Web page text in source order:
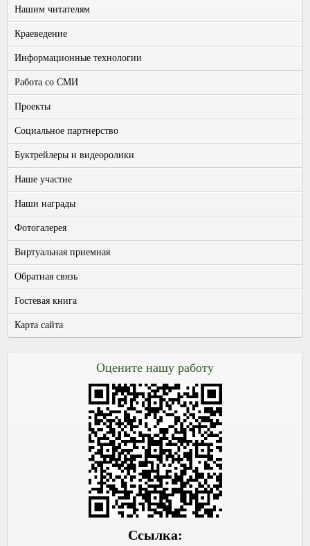
Нашим читателям
Краеведение
Информационные технологии
Работа со СМИ
Проекты
Социальное партнерство
Буктрейлеры и видеоролики
Наше участие
Наши награды
Фотогалерея
Виртуальная приемная
Обратная связь
Гостевая книга
Карта сайта
Оцените нашу работу
Ссылка: